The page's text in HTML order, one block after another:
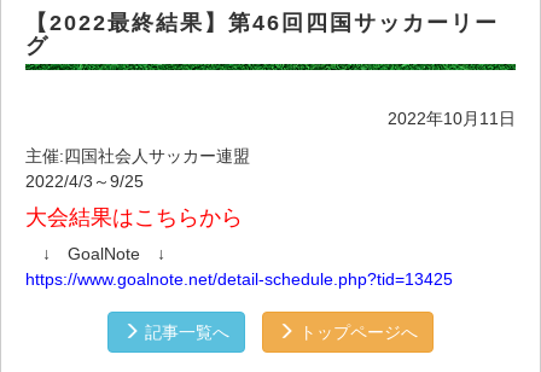
【2022最終結果】第46回四国サッカーリー
グ
2022年10月11日
主催:四国社会人サッカー連盟
2022/4/3～9/25
大会結果はこちらから
↓ GoalNote ↓
https://www.goalnote.net/detail-schedule.php?tid=13425
記事一覧へ トップページへ